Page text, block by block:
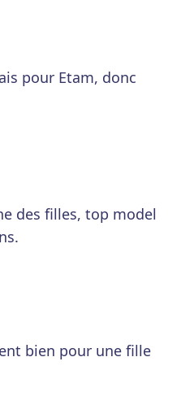
pour Etam, donc
des filles, top model
bien pour une fille